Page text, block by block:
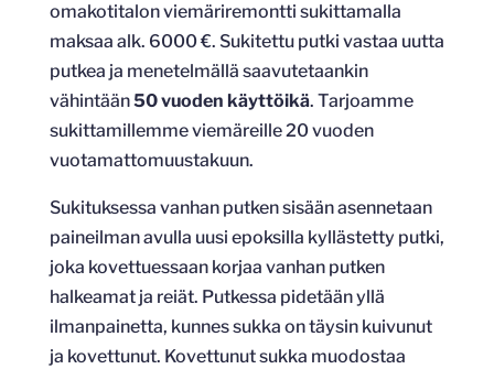
omakotitalon viemäriremontti sukittamalla
maksaa alk. 6000 €. Sukitettu putki vastaa uutta
putkea ja menetelmällä saavutetaankin
vähintään50 vuoden käyttöikä. Tarjoamme
sukittamillemme viemäreille 20 vuoden
vuotamattomuustakuun.
Sukituksessa vanhan putken sisään asennetaan
paineilman avulla uusi epoksilla kyllästetty putki,
joka kovettuessaan korjaa vanhan putken
halkeamat ja reiät. Putkessa pidetään yllä
ilmanpainetta, kunnes sukka on täysin kuivunut
ja kovettunut. Kovettunut sukka muodostaa